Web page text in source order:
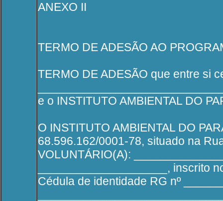
ANEXO II
TERMO DE ADESÃO AO
TERMO DE ADESÃO que entre si
e o INSTITUTO AMBIENTAL DO
O INSTITUTO AMBIENTAL DO
68.596.162/0001-78, situado na
VOLUNTÁRIO(A):
____________________, inscrito
Cédula de identidade RG nº